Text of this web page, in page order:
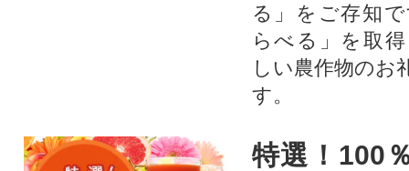
る」をご存知
らべる」を取
しい農作物のお
す。​
特選！100